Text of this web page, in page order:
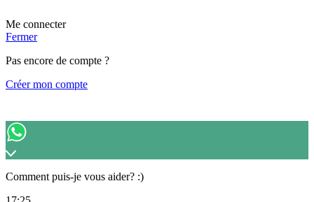
Me connecter
Fermer
Pas encore de compte ?
Créer mon compte
Comment puis-je vous aider? :)